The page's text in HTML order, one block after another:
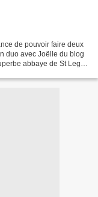
de pouvoir faire deux
duo avec Joëlle du blog
abbaye de St Leger